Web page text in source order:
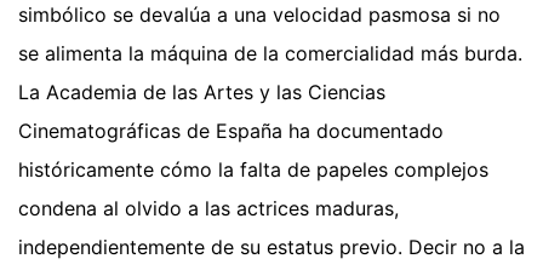
simbólico se devalúa a una velocidad pasmosa si no
se alimenta la máquina de la comercialidad más burda.
La Academia de las Artes y las Ciencias
Cinematográficas de España ha documentado
históricamente cómo la falta de papeles complejos
condena al olvido a las actrices maduras,
independientemente de su estatus previo. Decir no a la